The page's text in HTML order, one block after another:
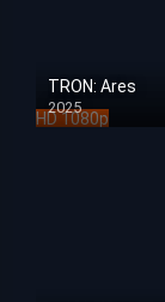
TRON: Ares
2025
HD 1080p